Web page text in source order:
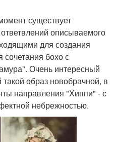
существует
описываемого
для создания
сочетания бохо с
Очень интересный
образ новобрачной, в
направления "Хиппи" - с
небрежностью.